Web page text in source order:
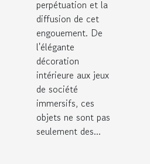
perpétuation et la
diffusion de cet
engouement. De
l'élégante
décoration
intérieure aux jeux
de société
immersifs, ces
objets ne sont pas
seulement des...